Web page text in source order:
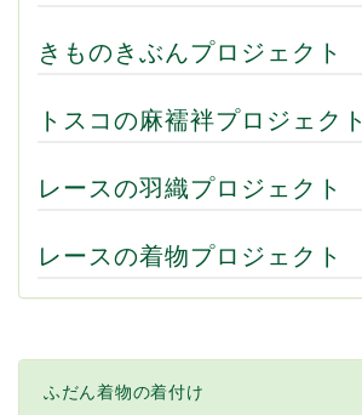
きものきぶんプロジェクト
トスコの麻襦袢プロジェクト
レースの羽織プロジェクト
レースの着物プロジェクト
ふだん着物の着付け